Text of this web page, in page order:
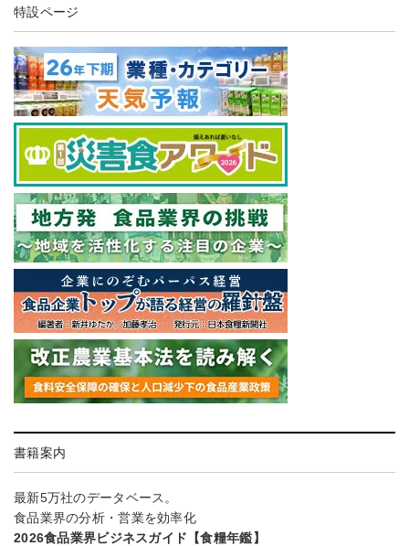
特設ページ
書籍案内
最新5万社のデータベース。
食品業界の分析・営業を効率化
2026食品業界ビジネスガイド【食糧年鑑】